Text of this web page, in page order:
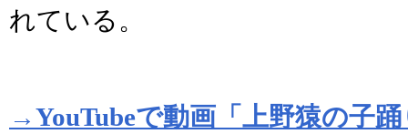
れている。
→YouTubeで動画「上野猿の子